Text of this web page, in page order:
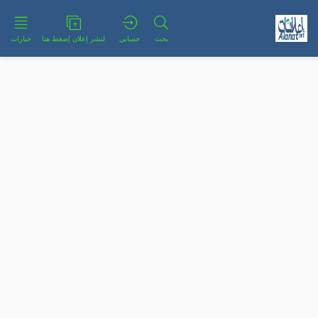
بحث حسابي لنشر إعلان إضغط هنا خيارات